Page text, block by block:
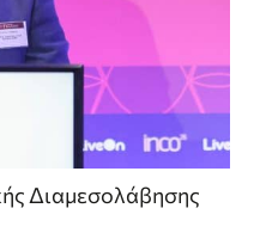
Διαμεσολάβησης